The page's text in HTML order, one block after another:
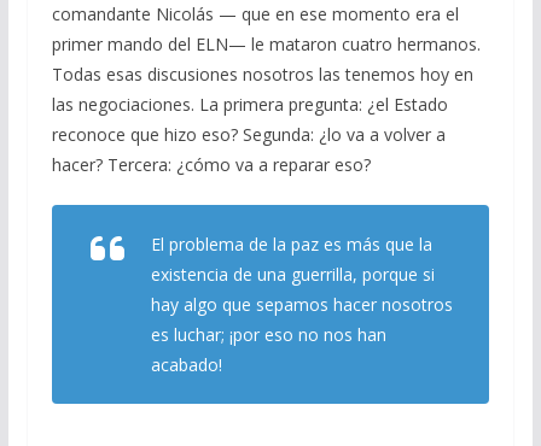
comandante Nicolás — que en ese momento era el
primer mando del ELN— le mataron cuatro hermanos.
Todas esas discusiones nosotros las tenemos hoy en
las negociaciones. La primera pregunta: ¿el Estado
reconoce que hizo eso? Segunda: ¿lo va a volver a
hacer? Tercera: ¿cómo va a reparar eso?
El problema de la paz es más que la
existencia de una guerrilla, porque si
hay algo que sepamos hacer nosotros
es luchar; ¡por eso no nos han
acabado!